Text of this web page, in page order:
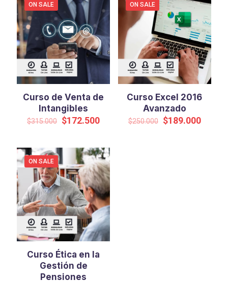
ON SALE
Curso de Venta de
Intangibles
$315.000 Original
$315.000.
$172.500Current
$172.500.
ON SALE
Curso Excel 2016
Avanzado
$250.000 Original
$189.000
ON SALE
Curso Ética en la
Gestión de
Pensiones